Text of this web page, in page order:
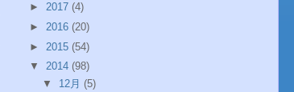
► 2017 (4)
► 2016 (20)
► 2015 (54)
▼ 2014 (98)
▼ 12月 (5)